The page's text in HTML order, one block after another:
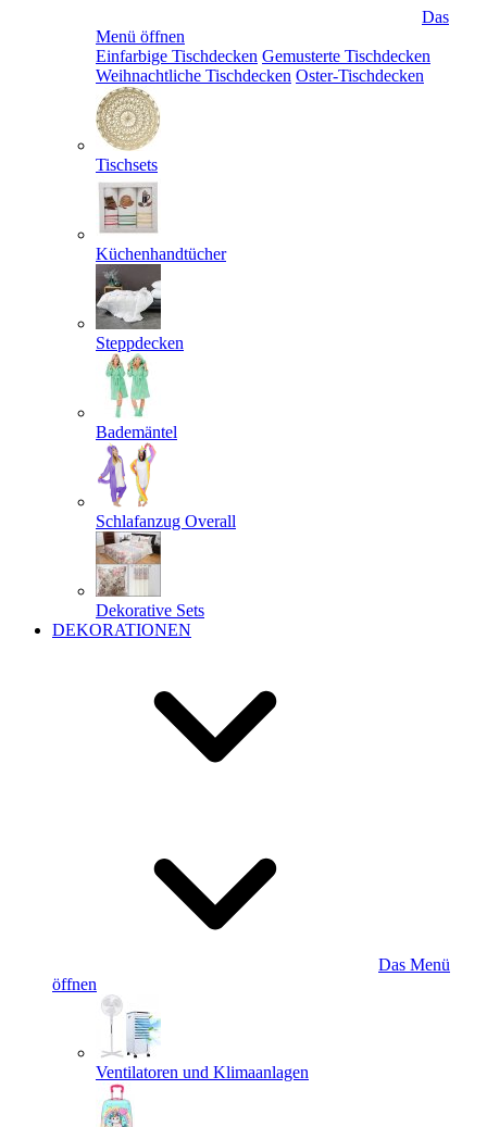
Das
Menü öffnen
Einfarbige Tischdecken Gemusterte Tischdecken
Weihnachtliche Tischdecken Oster-Tischdecken
Tischsets
Küchenhandtücher
Steppdecken
Bademäntel
Schlafanzug Overall
Dekorative Sets
DEKORATIONEN
Das Menü
öffnen
Ventilatoren und Klimaanlagen